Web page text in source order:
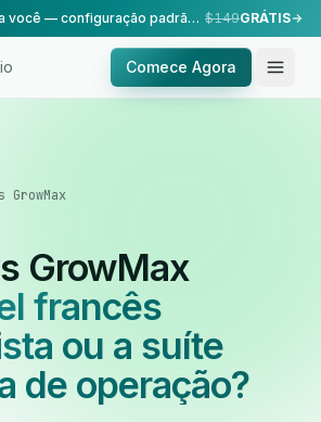
Configuração feita para você — configuração padrão, realizada pela nossa equipe. $149GRÁTIS
Comece Agora
GrowMax
GrowMax
francês
ou a suíte
de operação?